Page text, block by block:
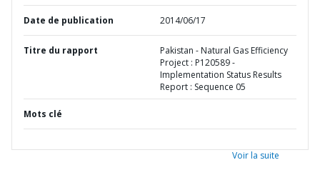
Date de publication 2014/06/17
Titre du rapport
Pakistan - Natural Gas Efficiency
Project : P120589 -
Implementation Status Results
Report : Sequence 05
Mots clé
Voir la suite